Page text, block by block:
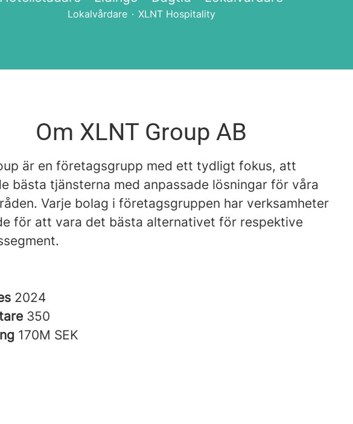
Lokalvårdare · XLNT Hospitality
Om XLNT Group AB
är en företagsgrupp med ett tydligt fokus, att
bästa tjänsterna med anpassade lösningar för våra
Varje bolag i företagsgruppen har verksamheter
för att vara det bästa alternativet för respektive
2024
350
170M SEK